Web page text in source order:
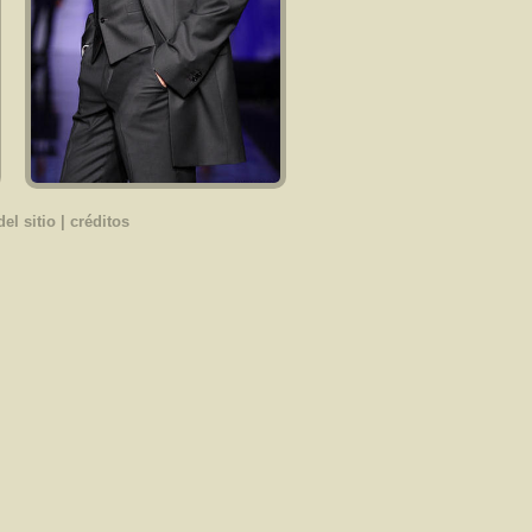
Abiti da sposa
sitio| créditos